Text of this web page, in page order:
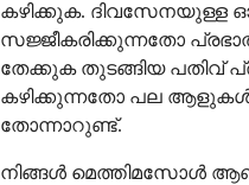
കഴിക്കുക. ദിവസേനയുള്ള
സജ്ജീകരിക്കുന്നതോ
തേക്കുക തുടങ്ങിയ പതിവ്
കഴിക്കുന്നതോ പല
തോന്നാറുണ്ട്.
നിങ്ങൾ മെത്തിമസോൾ ആണ്